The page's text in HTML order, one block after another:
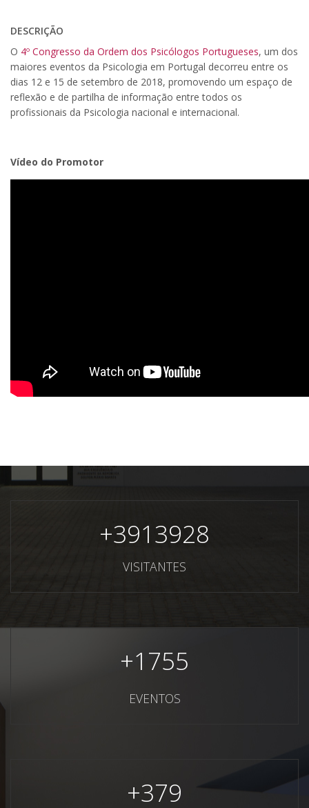
DESCRIÇÃO
O 4º Congresso da Ordem dos Psicólogos Portugueses, um dos
maiores eventos da Psicologia em Portugal decorreu entre os
dias 12 e 15 de setembro de 2018, promovendo um espaço de
reflexão e de partilha de informação entre todos os
profissionais da Psicologia nacional e internacional.
Vídeo do Promotor
+3913928
VISITANTES
+1755
EVENTOS
+379